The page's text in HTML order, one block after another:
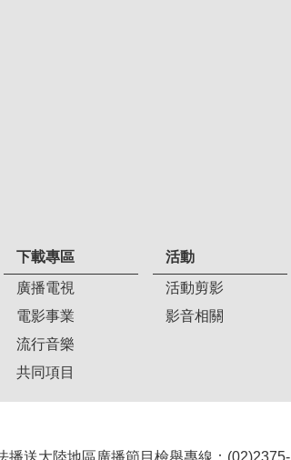
下載專區
廣播電視
電影事業
流行音樂
共同項目
活動
活動剪影
影音相關